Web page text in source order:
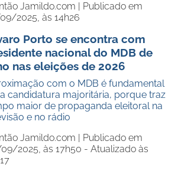
Jamildo.com | Publicado em
2025, às 14h26
Porto se encontra com
nacional do MDB de
nas eleições de 2026
com o MDB é fundamental
candidatura majoritária, porque traz
maior de propaganda eleitoral na
e no rádio
Jamildo.com | Publicado em
2025, às 17h50 - Atualizado às